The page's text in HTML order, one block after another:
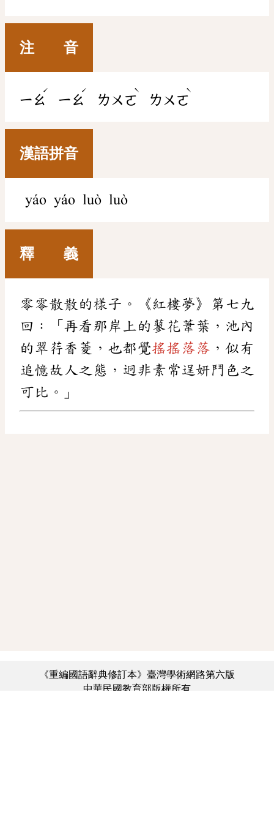
注 音
ㄧㄠ
ˊ
ㄧㄠ
ˊ
ㄌㄨㄛ
ˋ
ㄌㄨㄛ
ˋ
漢語拼音
yáo yáo luò luò
釋 義
零零散散的樣子。《紅樓夢》第七九
回：「再看那岸上的蓼花葦葉，池內
的翠荇香菱，也都覺搖搖落落 ，似有
追憶故人之態，迥非素常逞妍鬥色之
可比。」
《重編國語辭典修訂本》臺灣學術網路第六版
中華民國教育部版權所有